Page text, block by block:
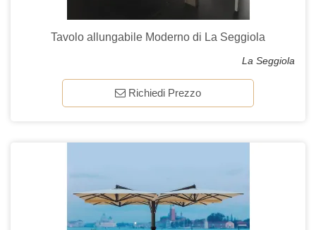
Tavolo allungabile Moderno di La Seggiola
La Seggiola
Richiedi Prezzo